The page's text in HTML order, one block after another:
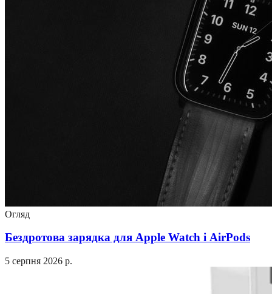
Огляд
Бездротова зарядка для Apple Watch і AirPods
5 серпня 2026 р.